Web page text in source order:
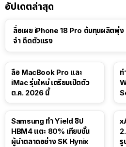
อัปเดตล่าสุด
สื่อเผย iPhone 18 Pro ต้นทุนผลิตพุ่ง
จำ ดีดตัวแรง
ลือ MacBook Pro และ
iMac รุ่นใหม่ เตรียมเปิดตัว
ต.ค. 2026 นี้
ท
Samsung ทำ Yield ชิป
HBM4 แตะ 80% เทียบชั้น
ผู้นำตลาดอย่าง SK Hynix
รู